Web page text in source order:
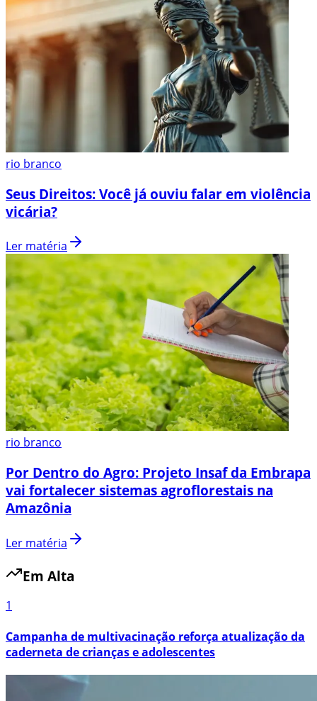
rio branco
Seus Direitos: Você já ouviu falar em violência
vicária?
Ler matéria
rio branco
Por Dentro do Agro: Projeto Insaf da Embrapa
vai fortalecer sistemas agroflorestais na
Amazônia
Ler matéria
Em Alta
1
Campanha de multivacinação reforça atualização da
caderneta de crianças e adolescentes